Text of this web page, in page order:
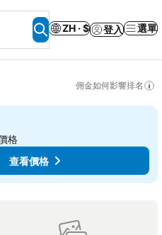
ZH · $ 登入 選單
佣金如何影響排名
格
查看價格